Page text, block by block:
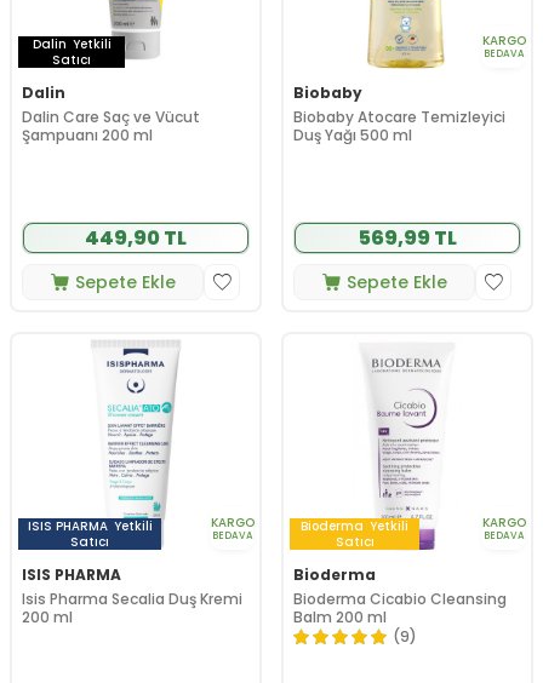
Dalin Yetkili
Satıcı
Dalin
Dalin Care Saç ve Vücut
Şampuanı 200 ml
449,90 TL
Sepete Ekle
KARGO
BEDAVA
Biobaby
Biobaby Atocare Temizleyici
Duş Yağı 500 ml
569,99 TL
Sepete Ekle
ISIS PHARMA Yetkili
Satıcı
KARGO
BEDAVA
ISIS PHARMA
Isis Pharma Secalia Duş Kremi
200 ml
Bioderma Yetkili
Satıcı
KARGO
BEDAVA
Bioderma
Bioderma Cicabio Cleansing
Balm 200 ml
(9)